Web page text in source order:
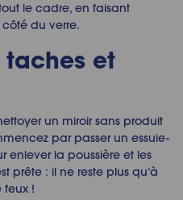
le cadre, en faisant
du verre.
taches et
un miroir sans produit
par passer un essuie-
enlever la poussière et les
prête : il ne reste plus qu’à
feux !